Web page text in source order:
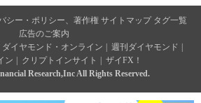
シー・ポリシー、著作権 サイトマップ タグ一覧
広告のご案内
ダイヤモンド・オンライン 週刊ダイヤモンド
ン
クリプトインサイト
ザイFX！
Research,Inc All Rights Reserved.